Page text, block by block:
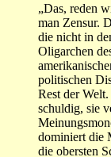
„Das, reden
man Zensur.
die nicht in
Oligarchen
politischen
Rest der
schuldig, sie
dominiert die
die obersten